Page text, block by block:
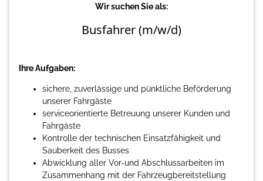
Wir suchen Sie als:
Busfahrer (m/w/d)
Ihre Aufgaben:
sichere, zuverlässige und pünktliche Beförderung
unserer Fahrgäste
serviceorientierte Betreuung unserer Kunden und
Fahrgäste
Kontrolle der technischen Einsatzfähigkeit und
Sauberkeit des Busses
Abwicklung aller Vor-und Abschlussarbeiten im
Zusammenhang mit der Fahrzeugbereitstellung